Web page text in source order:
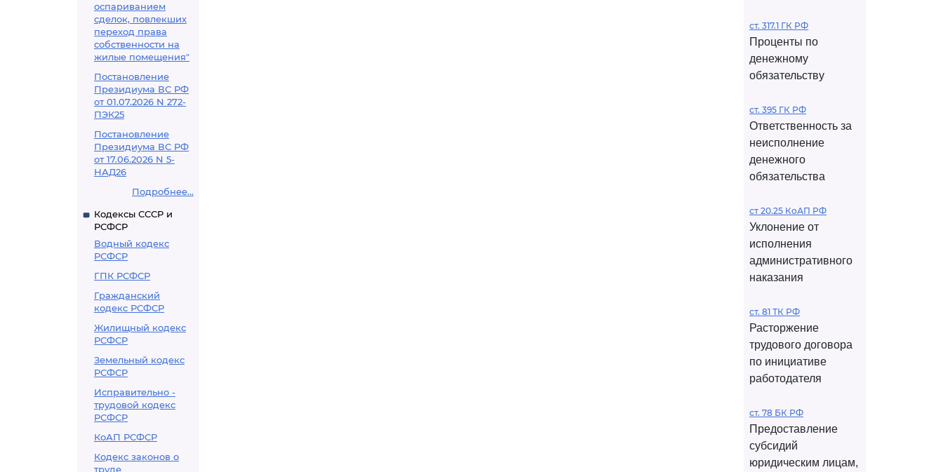
оспариванием
сделок, повлекших
переход права
собственности на
жилые помещения"
Постановление
Президиума ВС РФ
от 01.07.2026 N 272-
ПЭК25
Постановление
Президиума ВС РФ
от 17.06.2026 N 5-
НАД26
Подробнее...
Кодексы СССР и
РСФСР
Водный кодекс
РСФСР
ГПК РСФСР
Гражданский
кодекс РСФСР
Жилищный кодекс
РСФСР
Земельный кодекс
РСФСР
Исправительно -
трудовой кодекс
РСФСР
КоАП РСФСР
Кодекс законов о
труде
ст. 317.1 ГК РФ
Проценты по
денежному
обязательству
ст. 395 ГК РФ
Ответственность за
неисполнение
денежного
обязательства
ст 20.25 КоАП РФ
Уклонение от
исполнения
административного
наказания
ст. 81 ТК РФ
Расторжение
трудового договора
по инициативе
работодателя
ст. 78 БК РФ
Предоставление
субсидий
юридическим лицам,